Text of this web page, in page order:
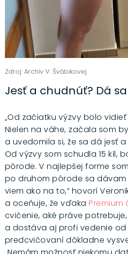
Zdroj: Archív V. Švábikovej
Jesť a chudnúť? Dá
„Od začiatku výzvy bolo
Nielen na váhe, začala som
a uvedomila si, že sa dá jesť
Od výzvy som schudla 15 kíl,
pôrode. V najlepšej forme
po druhom pôrode sa dávam
viem ako na to,“ hovorí
a oceňuje, že vďakaPremium
cvičenie, aké práve
a dostáva aj profi vedenie od
predcvičovaní dôkladne